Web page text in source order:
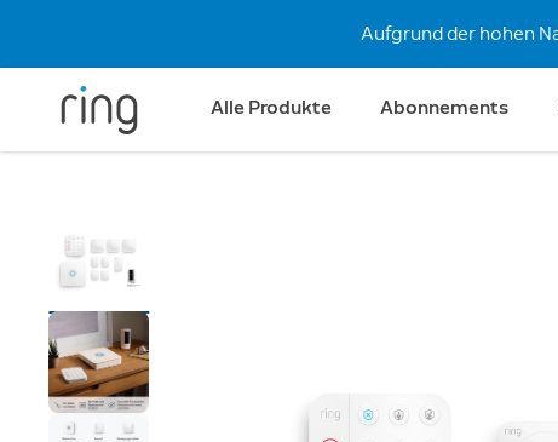
Aufgrund der hohen
Alle Produkte Abonnements